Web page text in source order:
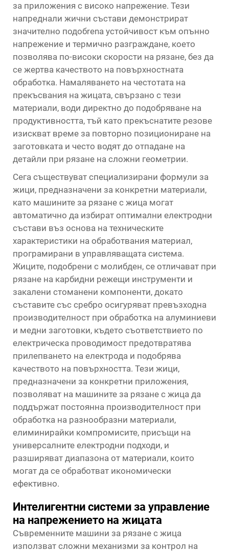
за приложения с високо напрежение. Тези
напреднали жични състави демонстрират
значително подобrena устойчивост към опънно
напрежение и термично разграждане, което
позволява по-високи скорости на рязане, без да
се жертва качеството на повърхностната
обработка. Намаляването на честотата на
прекъсвания на жицата, свързано с тези
материали, води директно до подобряване на
продуктивността, тъй като прекъснатите резове
изискват време за повторно позициониране на
заготовката и често водят до отпадане на
детайли при рязане на сложни геометрии.
Сега съществуват специализирани формули за
жици, предназначени за конкретни материали,
като машините за рязане с жица могат
автоматично да избират оптимални електродни
състави въз основа на техническите
характеристики на обработвания материал,
програмирани в управляващата система.
Жиците, подобрени с молибден, се отличават при
рязане на карбидни режещи инструменти и
закалени стоманени компоненти, докато
съставите със сребро осигуряват превъзходна
производителност при обработка на алуминиеви
и медни заготовки, където съответствието по
електрическа проводимост предотвратява
прилепването на електрода и подобрява
качеството на повърхността. Тези жици,
предназначени за конкретни приложения,
позволяват на машините за рязане с жица да
поддържат постоянна производителност при
обработка на разнообразни материали,
елиминирайки компромисите, присъщи на
универсалните електродни подходи, и
разширяват диапазона от материали, които
могат да се обработват икономически
ефективно.
Интелигентни системи за управление
на напрежението на жицата
Съвременните машини за рязане с жица
използват сложни механизми за контрол на